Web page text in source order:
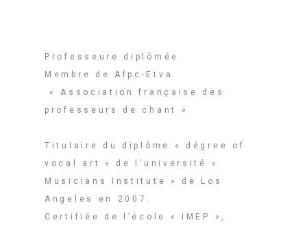
Professeure diplômée
Membre de Afpc-Etva
« Association française des
professeurs de chant »
Titulaire du diplôme « dégree of
vocal art » de l’université «
Musicians Institute » de Los
Angeles en 2007.
Certifiée de l’école « IMEP »,